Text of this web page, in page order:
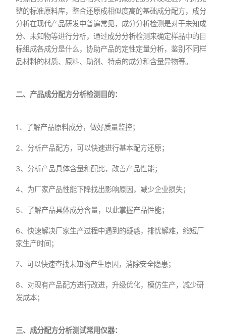
整的标准原料库，整合还原成相似度高的基础成分配方，成分
分析在现代产品研发中普遍常见，成分分析检测是对于未知成
分、未知物等进行分析，通过成分分析检测来确定样品中的目
标组成各成分是什么，协助产品的定性定量分析，鉴别不同样
品材料的材质、原料、助剂、特点的成分和含量异物等。
二、产品成分配方分析检测目的：
1、了解产品原料成分，做好质量监控；
2、分析产品配方，可以快速进行基本配方还原；
3、分析产品具体含量和配比，改善产品性能；
4、为厂家产品性能下降找出影响原因，减少企业损失；
5、了解产品具体成分含量，以此掌握产品性能；
6、快速解决厂家生产过程中遇到的疑惑，排忧解难，缩短厂
家生产时间；
7、可以快速查找未知物产生原因，消除安全隐患；
8、对现有产品配方进行改进，升级优化，模仿生产，减少研
发成本；
三、成分配方分析测试常用仪器：